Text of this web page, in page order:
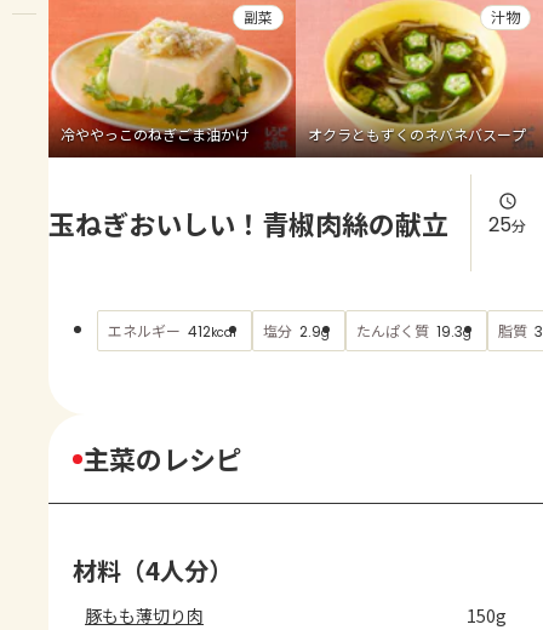
トーク
よくあるお問い合わせ
お買い物
AJINOMOTO PARK とは
冷ややっこのねぎごま油かけ
副菜
オクラともずくのネバネバスープ
汁物
玉ねぎおいしい！青椒肉絲の献立 25分
エネルギー 412kcal 塩分 2.9g たんぱく質 19.3g 脂質
主菜のレシピ
材料（4人分）
豚もも薄切り肉 150g